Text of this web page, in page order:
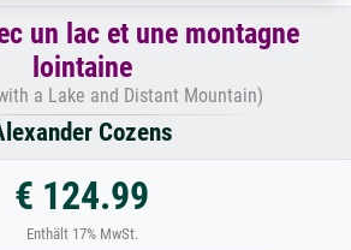
un lac et une montagne
lointaine
a Lake and Distant Mountain)
Cozens
€ 124.99
Enthält 17% MwSt.